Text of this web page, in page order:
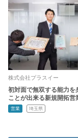
株式会社プラスイー
初対面で無双する能力を
ことが出来る新規開拓営
営業 埼玉県